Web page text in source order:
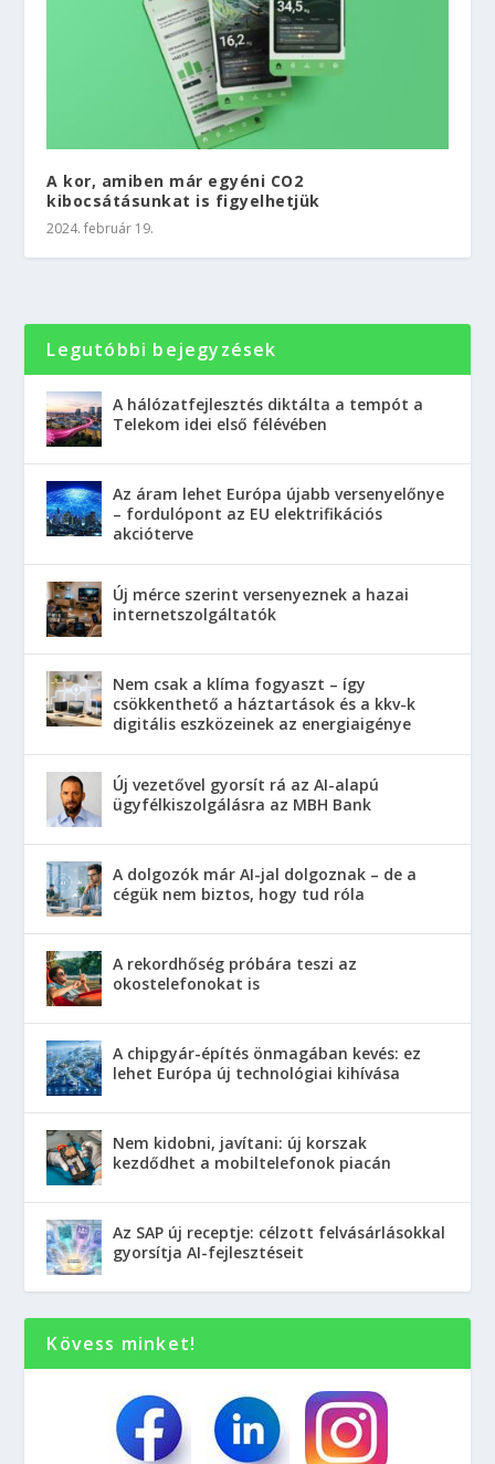
A kor, amiben már egyéni CO2
kibocsátásunkat is figyelhetjük
2024. február 19.
Legutóbbi bejegyzések
A hálózatfejlesztés diktálta a tempót a
Telekom idei első félévében
Az áram lehet Európa újabb versenyelőnye
– fordulópont az EU elektrifikációs
akcióterve
Új mérce szerint versenyeznek a hazai
internetszolgáltatók
Nem csak a klíma fogyaszt – így
csökkenthető a háztartások és a kkv-k
digitális eszközeinek az energiaigénye
Új vezetővel gyorsít rá az AI-alapú
ügyfélkiszolgálásra az MBH Bank
A dolgozók már AI-jal dolgoznak – de a
cégük nem biztos, hogy tud róla
A rekordhőség próbára teszi az
okostelefonokat is
A chipgyár-építés önmagában kevés: ez
lehet Európa új technológiai kihívása
Nem kidobni, javítani: új korszak
kezdődhet a mobiltelefonok piacán
Az SAP új receptje: célzott felvásárlásokkal
gyorsítja AI-fejlesztéseit
Kövess minket!